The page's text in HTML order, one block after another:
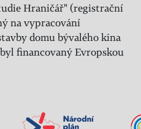
Hraničář" (registrační
na vypracování
domu bývalého kina
financovaný Evropskou